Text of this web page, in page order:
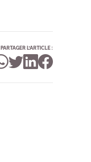
PARTAGER L’ARTICLE :